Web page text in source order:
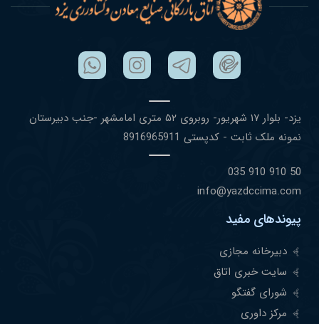
یزد- بلوار ١٧ شهریور- روبروی ۵٢ متری امامشهر -جنب دبیرستان
نمونه ملک ثابت - کدپستی 8916965911
50 910 910 035
info@yazdccima.com
پیوندهای مفید
دبیرخانه مجازی
سایت خبری اتاق
شورای گفتگو
مرکز داوری